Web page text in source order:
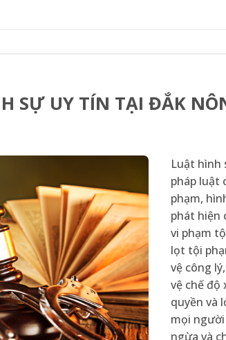
SỰ UY TÍN TẠI ĐẮK
Luật hình
pháp luật
phạm,
phát hiện
vi phạm
lọt tội
vệ công
vệ chế độ
quyền và
mọi
ngừa và